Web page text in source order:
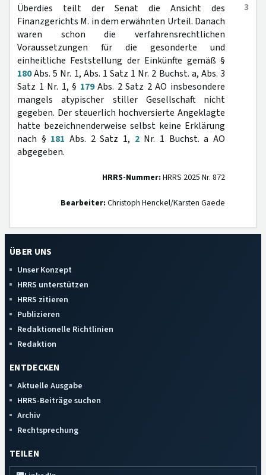
3
Überdies teilt der Senat die Ansicht des
Finanzgerichts M. in dem erwähnten Urteil. Danach
waren schon die verfahrensrechtlichen
Voraussetzungen für die gesonderte und
einheitliche Feststellung der Einkünfte gemäß §
180Abs. 5 Nr. 1, Abs. 1 Satz 1 Nr. 2 Buchst. a, Abs. 3
Satz 1 Nr. 1, § 179Abs. 2 Satz 2 AO insbesondere
mangels atypischer stiller Gesellschaft nicht
gegeben. Der steuerlich hochversierte Angeklagte
hatte bezeichnenderweise selbst keine Erklärung
nach § 181 Abs. 2 Satz 1, 2Nr. 1 Buchst. a AO
abgegeben.
HRRS-Nummer: HRRS 2025 Nr. 872
Bearbeiter: Christoph Henckel/Karsten Gaede
ÜBER UNS
Unser Konzept
HRRS unterstützen
HRRS zitieren
Publizieren
Redaktionelle Richtlinien
Redaktion
ENTDECKEN
Aktuelle Ausgabe
HRRS-Beiträge suchen
Archiv
Rechtsprechung
TEILEN